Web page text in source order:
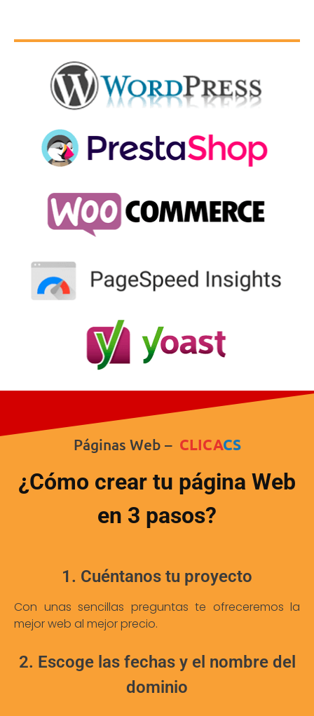
Páginas Web – CLICACS
¿Cómo crear tu página Web
en 3 pasos?
1. Cuéntanos tu proyecto
Con unas sencillas preguntas te ofreceremos la
mejor web al mejor precio.
2. Escoge las fechas y el nombre del
dominio